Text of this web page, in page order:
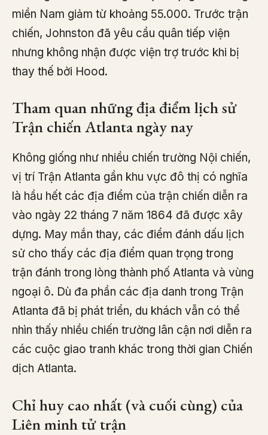
miền Nam giảm từ khoảng 55.000. Trước trận
chiến, Johnston đã yêu cầu quân tiếp viện
nhưng không nhận được viện trợ trước khi bị
thay thế bởi Hood.
Tham quan những địa điểm lịch sử
Trận chiến Atlanta ngày nay
Không giống như nhiều chiến trường Nội chiến,
vị trí Trận Atlanta gần khu vực đô thị có nghĩa
là hầu hết các địa điểm của trận chiến diễn ra
vào ngày 22 tháng 7 năm 1864 đã được xây
dựng. May mắn thay, các điểm đánh dấu lịch
sử cho thấy các địa điểm quan trọng trong
trận đánh trong lòng thành phố Atlanta và vùng
ngoại ô. Dù đa phần các địa danh trong Trận
Atlanta đã bị phát triển, du khách vẫn có thể
nhìn thấy nhiều chiến trường lân cận nơi diễn ra
các cuộc giao tranh khác trong thời gian Chiến
dịch Atlanta.
Chỉ huy cao nhất (và cuối cùng) của
Liên minh tử trận